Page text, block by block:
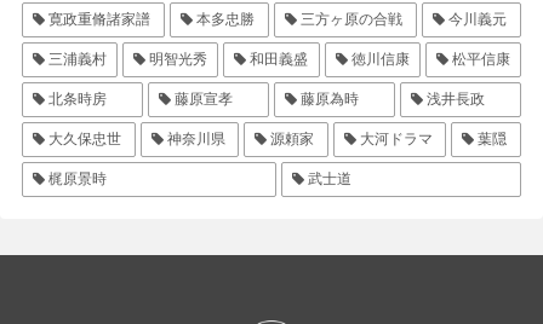
寛政重脩諸家譜 本多忠勝 三方ヶ原の合戦 今川義元
三浦義村 明智光秀 和田義盛 徳川信康 松平信康
北条時房 藤原宣孝 藤原為時 浅井長政
大久保忠世 神奈川県 源頼家 大河ドラマ 葉隠
梶原景時 武士道